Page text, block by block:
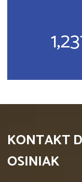
KONTAKT
OSINIAK